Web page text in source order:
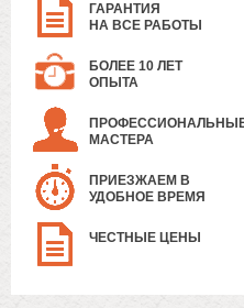
ГАРАНТИЯ
НА ВСЕ РАБОТЫ
БОЛЕЕ 10 ЛЕТ
ОПЫТА
МАСТЕРА
ПРИЕЗЖАЕМ В
УДОБНОЕ ВРЕМЯ
ЧЕСТНЫЕ ЦЕНЫ